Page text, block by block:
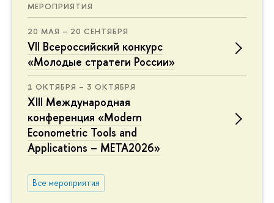
МЕРОПРИЯТИЯ
20 МАЯ – 20 СЕНТЯБРЯ
VII Всероссийский конкурс
«Молодые стратеги России»
1 ОКТЯБРЯ – 3 ОКТЯБРЯ
XIII Международная
конференция «Modern
Econometric Tools and
Applications – META2026»
Все мероприятия